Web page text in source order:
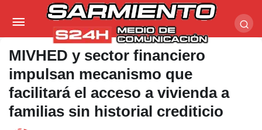
MIVHED y sector financiero
impulsan mecanismo que
facilitará el acceso a vivienda a
familias sin historial crediticio
MIVHED y sector financiero impulsan mecanismo
que facilitará el acceso a vivienda a familias sin
historial crediticio